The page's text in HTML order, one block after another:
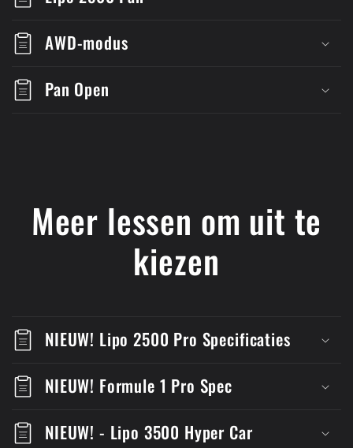
AWD-modus
Pan Open
Meer lessen om uit te
kiezen
NIEUW! Lipo 2500 Pro Specificaties
NIEUW! Formule 1 Pro Spec
NIEUW! - Lipo 3500 Hyper Car